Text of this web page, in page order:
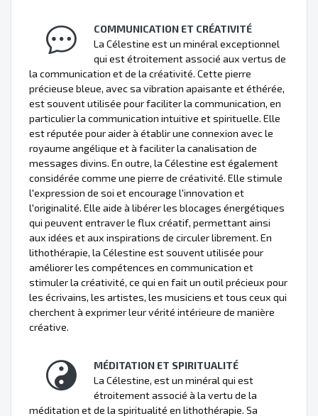
COMMUNICATION ET CRÉATIVITÉ
La Célestine est un minéral exceptionnel
qui est étroitement associé aux vertus de
la communication et de la créativité. Cette pierre
précieuse bleue, avec sa vibration apaisante et éthérée,
est souvent utilisée pour faciliter la communication, en
particulier la communication intuitive et spirituelle. Elle
est réputée pour aider à établir une connexion avec le
royaume angélique et à faciliter la canalisation de
messages divins. En outre, la Célestine est également
considérée comme une pierre de créativité. Elle stimule
l'expression de soi et encourage l'innovation et
l'originalité. Elle aide à libérer les blocages énergétiques
qui peuvent entraver le flux créatif, permettant ainsi
aux idées et aux inspirations de circuler librement. En
lithothérapie, la Célestine est souvent utilisée pour
améliorer les compétences en communication et
stimuler la créativité, ce qui en fait un outil précieux pour
les écrivains, les artistes, les musiciens et tous ceux qui
cherchent à exprimer leur vérité intérieure de manière
créative.
MÉDITATION ET SPIRITUALITÉ
La Célestine, est un minéral qui est
étroitement associé à la vertu de la
méditation et de la spiritualité en lithothérapie. Sa